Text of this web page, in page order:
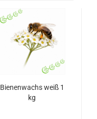
Bienenwachs weiß 1
kg